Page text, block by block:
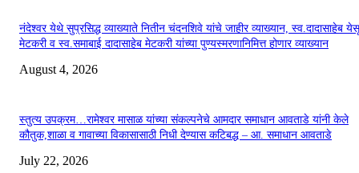
नंदेश्वर येथे सुप्रसिद्ध व्याख्याते नितीन चंदनशिवे यांचे जाहीर व्याख्यान, स्व.दादासाहेब येसू
मेटकरी व स्व.समाबाई दादासाहेब मेटकरी यांच्या पुण्यस्मरणानिमित्त होणार व्याख्यान
August 4, 2026
स्तुत्य उपक्रम…रामेश्वर मासाळ यांच्या संकल्पनेचे आमदार समाधान आवताडे यांनी केले
कौतुक,शाळा व गावाच्या विकासासाठी निधी देण्यास कटिबद्ध – आ. समाधान आवताडे
July 22, 2026